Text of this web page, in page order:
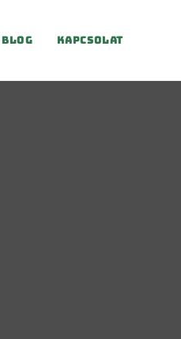
Blog Kapcsolat